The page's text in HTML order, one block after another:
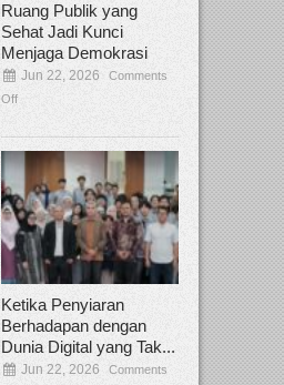
Ruang Publik yang
Sehat Jadi Kunci
Menjaga Demokrasi
Jun 22, 2026
Comments
Off
Ketika Penyiaran
Berhadapan dengan
Dunia Digital yang Tak...
Jun 22, 2026
Comments